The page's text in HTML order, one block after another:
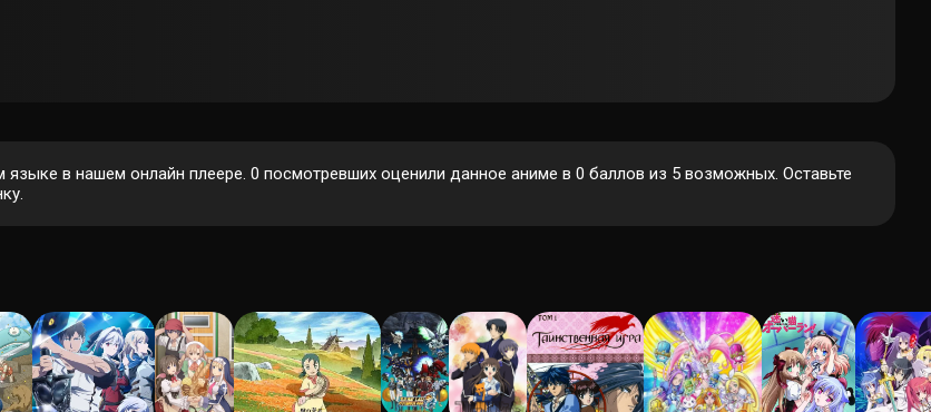
языке в нашем онлайн плеере. 0 посмотревших оценили данное аниме в 0 баллов из 5 возможных. Оставьте